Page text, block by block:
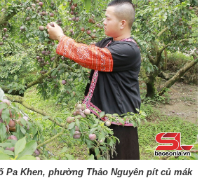
Pa Khen, phường Thảo Nguyên pít củ mák